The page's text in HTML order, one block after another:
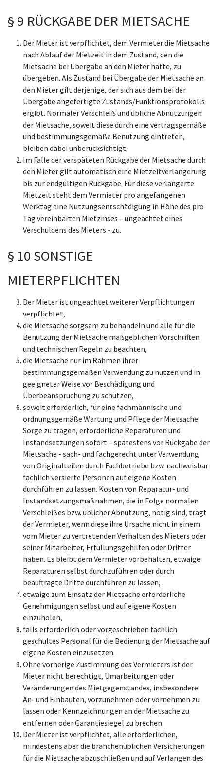
§ 9 RÜCKGABE DER MIETSACHE
Der Mieter ist verpflichtet, dem Vermieter die Mietsache
nach Ablauf der Mietzeit in dem Zustand, den die
Mietsache bei Übergabe an den Mieter hatte, zu
übergeben. Als Zustand bei Übergabe der Mietsache an
den Mieter gilt derjenige, der sich aus dem bei der
Übergabe angefertigte Zustands/Funktionsprotokolls
ergibt. Normaler Verschleiß und übliche Abnutzungen
der Mietsache, soweit diese durch eine vertragsgemäße
und bestimmungsgemäße Benutzung eintreten,
bleiben dabei unberücksichtigt.
Im Falle der verspäteten Rückgabe der Mietsache durch
den Mieter gilt automatisch eine Mietzeitverlängerung
bis zur endgültigen Rückgabe. Für diese verlängerte
Mietzeit steht dem Vermieter pro angefangenen
Werktag eine Nutzungsentschädigung in Höhe des pro
Tag vereinbarten Mietzinses – ungeachtet eines
Verschuldens des Mieters - zu.
§ 10 SONSTIGE
MIETERPFLICHTEN
Der Mieter ist ungeachtet weiterer Verpflichtungen
verpflichtet,
die Mietsache sorgsam zu behandeln und alle für die
Benutzung der Mietsache maßgeblichen Vorschriften
und technischen Regeln zu beachten,
die Mietsache nur im Rahmen ihrer
bestimmungsgemäßen Verwendung zu nutzen und in
geeigneter Weise vor Beschädigung und
Überbeanspruchung zu schützen,
soweit erforderlich, für eine fachmännische und
ordnungsgemäße Wartung und Pflege der Mietsache
Sorge zu tragen, erforderliche Reparaturen und
Instandsetzungen sofort – spätestens vor Rückgabe der
Mietsache - sach- und fachgerecht unter Verwendung
von Originalteilen durch Fachbetriebe bzw. nachweisbar
fachlich versierte Personen auf eigene Kosten
durchführen zu lassen. Kosten von Reparatur- und
Instandsetzungsmaßnahmen, die in Folge normalen
Verschleißes bzw. üblicher Abnutzung, nötig sind, trägt
der Vermieter, wenn diese ihre Ursache nicht in einem
vom Mieter zu vertretenden Verhalten des Mieters oder
seiner Mitarbeiter, Erfüllungsgehilfen oder Dritter
haben. Es bleibt dem Vermieter vorbehalten, etwaige
Reparaturen selbst durchzuführen oder durch
beauftragte Dritte durchführen zu lassen,
etwaige zum Einsatz der Mietsache erforderliche
Genehmigungen selbst und auf eigene Kosten
einzuholen,
falls erforderlich oder vorgeschrieben fachlich
geschultes Personal für die Bedienung der Mietsache auf
eigene Kosten einzusetzen.
Ohne vorherige Zustimmung des Vermieters ist der
Mieter nicht berechtigt, Umarbeitungen oder
Veränderungen des Mietgegenstandes, insbesondere
An- und Einbauten, vorzunehmen oder vornehmen zu
lassen oder Kennzeichnungen an der Mietsache zu
entfernen oder Garantiesiegel zu brechen.
Der Mieter ist verpflichtet, alle erforderlichen,
mindestens aber die branchenüblichen Versicherungen
für die Mietsache abzuschließen und auf Verlangen des